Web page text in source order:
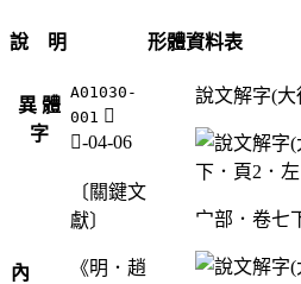
說 明
異 體
字
A01030-
001 𠕺
冖-04-06
內
〔關鍵文
獻〕
《明．趙
形體資料表
說文解字(大
宀部．卷七